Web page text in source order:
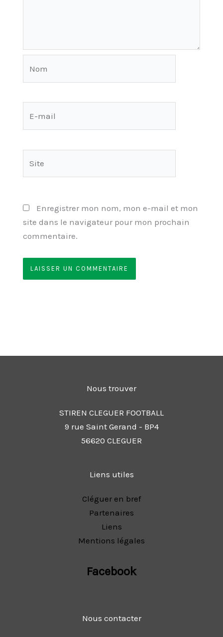
Enregistrer mon nom, mon e-mail et mon
site dans le navigateur pour mon prochain
commentaire.
Nous trouver
STIREN CLEGUER FOOTBALL
9 rue Saint Gerand - BP4
56620 CLEGUER
Liens utiles
Cléguer en bref
Partenaires
Liens
Mentions légales
Facebook
Nous contacter